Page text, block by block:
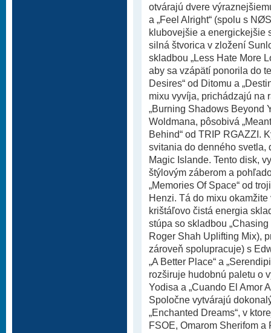
otvárajú dvere
a „Feel Alright“ (spolu s
klubovejšie a energickejšie
silná štvorica v zložení
skladbou „Less Hate More
aby sa vzápätí ponorila do
Desires“ od Ditomu a
mixu vyvíja, prichádzajú na
„Burning Shadows Beyond
Woldmana, pôsobivá
Behind“ od TRIP RGAZZI.
svitania do denného svetla,
Magic Islande. Tento disk,
štýlovým záberom a
„Memories Of Space“ od
Henzi. Tá do mixu
krištáľovo čistá energia
stúpa so skladbou
Roger Shah Uplifting Mix),
zároveň spolupracuje) s
„A Better Place“ a
rozširuje hudobnú paletu o
Yodisa a „Cuando El Amor
Spoločne vytvárajú
„Enchanted Dreams“, v
FSOE, Omarom Sherifom